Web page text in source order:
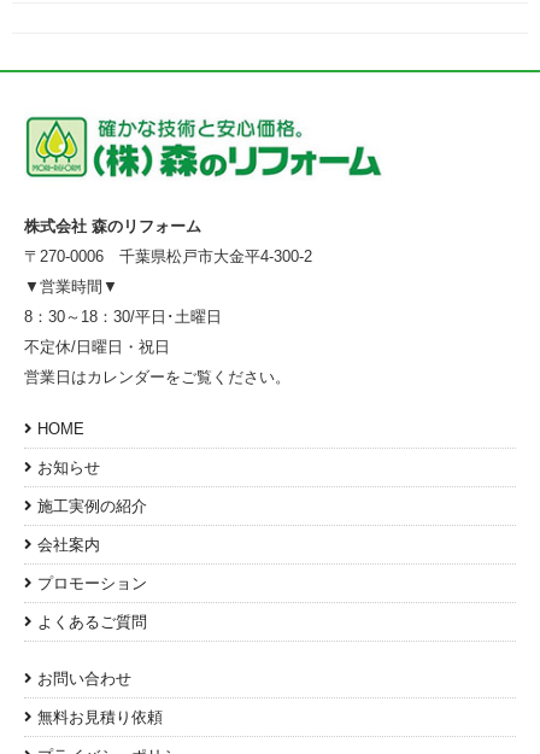
株式会社 森のリフォーム
〒270-0006 千葉県松戸市大金平4-300-2
▼営業時間▼
8：30～18：30/平日･土曜日
不定休/日曜日・祝日
営業日はカレンダーをご覧ください。
HOME
お知らせ
施工実例の紹介
会社案内
プロモーション
よくあるご質問
お問い合わせ
無料お見積り依頼